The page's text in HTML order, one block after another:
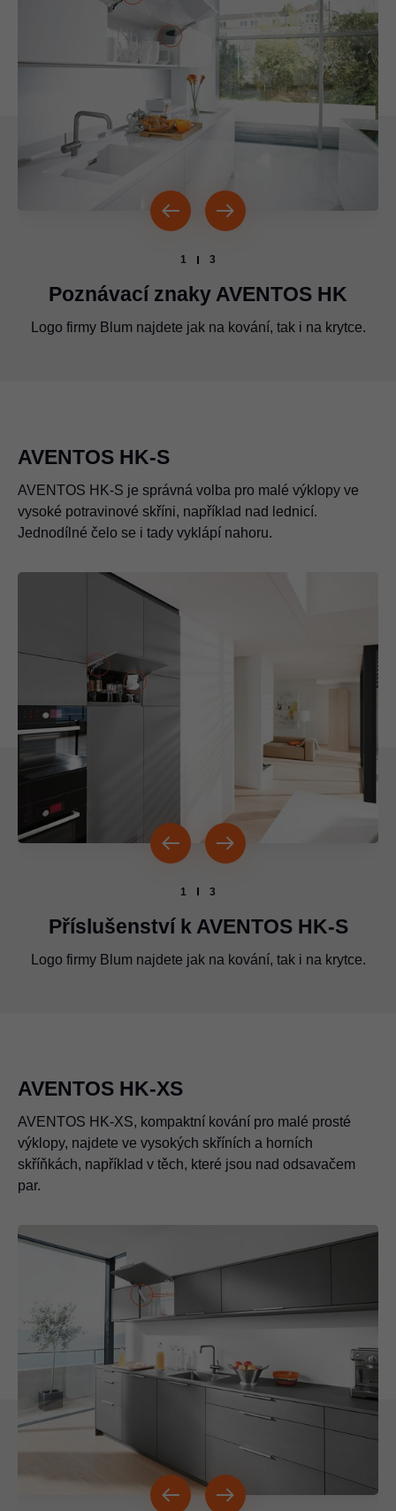
1 3
Poznávací znaky AVENTOS HK
Logo firmy Blum najdete jak na kování, tak i na krytce.
Logo firmy Blum je umístěno na soustavě ramen.
Logo firmy Blum musí být uloženo vždy na těchto
AVENTOS HK-S
AVENTOS HK-S je správná volba pro malé výklopy ve
vysoké potravinové skříni, například nad lednicí.
Jednodílné čelo se i tady vyklápí nahoru.
1 3
Příslušenství k AVENTOS HK-S
Logo firmy Blum najdete jak na kování, tak i na krytce.
Logo firmy Blum je umístěno na soustavě ramen.
Logo firmy Blum musí být uloženo vždy na těchto
AVENTOS HK-XS
AVENTOS HK-XS, kompaktní kování pro malé prosté
výklopy, najdete ve vysokých skříních a horních
skříňkách, například v těch, které jsou nad odsavačem
par.